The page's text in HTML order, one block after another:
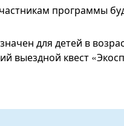
программы
для детей в
выездной квест